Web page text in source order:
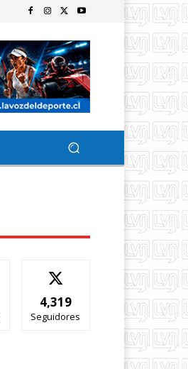
4,319
Seguidores